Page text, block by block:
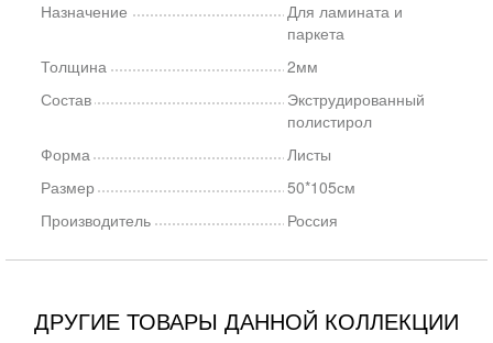
Назначение
Для ламината и
паркета
Толщина
2мм
Состав
Экструдированный
полистирол
Форма
Листы
Размер
50*105см
Производитель
Россия
ДРУГИЕ ТОВАРЫ ДАННОЙ КОЛЛЕКЦИИ